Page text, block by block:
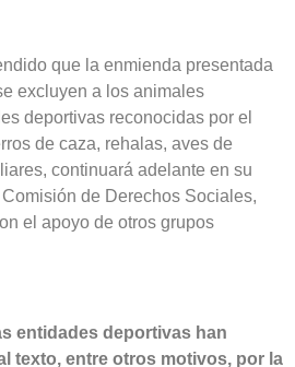
que la enmienda presentada
excluyen a los animales
deportivas reconocidas por el
de caza, rehalas, aves de
continuará adelante en su
de Derechos Sociales,
el apoyo de otros grupos
entidades deportivas han
texto, entre otros motivos, por la